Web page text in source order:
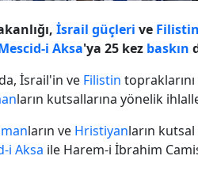
İsrail güçleri ve Filistin
i Aksa'ya 25 kez baskın
İsrail'in ve Filistin
ların kutsallarına yönelik
ların ve Hristiyanların
i Aksa ile Harem-i İbrahim